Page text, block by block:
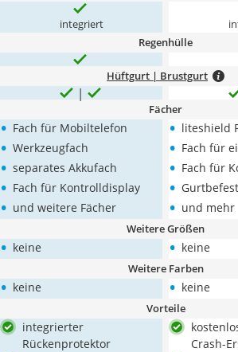
integriert
Regenhülle
Hüftgurt | Brustgurt
Fächer
• Fach für Mobiltelefon
• Werkzeugfach
• separates Akkufach
• Fach für Kontrolldisplay
• und weitere Fächer
• liteshield
• Fach für
• Fach für
•
• und mehr
Weitere Größen
• keine • keine
Weitere Farben
• keine • keine
Vorteile
integrierter
Rückenprotektor
Crash-